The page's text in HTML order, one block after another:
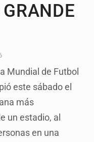
Mundial de Futbol
este sábado el
más
un estadio, al
en una